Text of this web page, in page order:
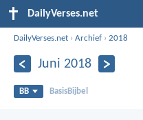
DailyVerses.net
DailyVerses.net ›Archief ›2018
Juni 2018
BB BasisBijbel